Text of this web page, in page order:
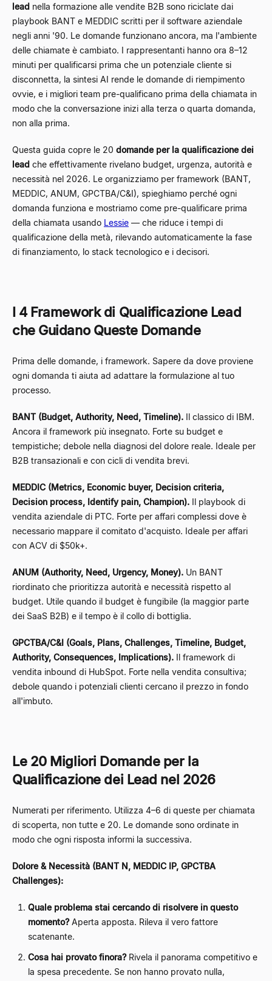
lead nella formazione alle vendite B2B sono riciclate dai
playbook BANT e MEDDIC scritti per il software aziendale
negli anni '90. Le domande funzionano ancora, ma l'ambiente
delle chiamate è cambiato. I rappresentanti hanno ora 8–12
minuti per qualificarsi prima che un potenziale cliente si
disconnetta, la sintesi AI rende le domande di riempimento
ovvie, e i migliori team pre-qualificano prima della chiamata in
modo che la conversazione inizi alla terza o quarta domanda,
non alla prima.
Questa guida copre le 20 domande per la qualificazione dei
lead che effettivamente rivelano budget, urgenza, autorità e
necessità nel 2026. Le organizziamo per framework (BANT,
MEDDIC, ANUM, GPCTBA/C&I), spieghiamo perché ogni
domanda funziona e mostriamo come pre-qualificare prima
della chiamata usando Lessie — che riduce i tempi di
qualificazione della metà, rilevando automaticamente la fase
di finanziamento, lo stack tecnologico e i decisori.
I 4 Framework di Qualificazione Lead
che Guidano Queste Domande
Prima delle domande, i framework. Sapere da dove proviene
ogni domanda ti aiuta ad adattare la formulazione al tuo
processo.
BANT (Budget, Authority, Need, Timeline). Il classico di IBM.
Ancora il framework più insegnato. Forte su budget e
tempistiche; debole nella diagnosi del dolore reale. Ideale per
B2B transazionali e con cicli di vendita brevi.
MEDDIC (Metrics, Economic buyer, Decision criteria,
Decision process, Identify pain, Champion). Il playbook di
vendita aziendale di PTC. Forte per affari complessi dove è
necessario mappare il comitato d'acquisto. Ideale per affari
con ACV di $50k+.
ANUM (Authority, Need, Urgency, Money). Un BANT
riordinato che prioritizza autorità e necessità rispetto al
budget. Utile quando il budget è fungibile (la maggior parte
dei SaaS B2B) e il tempo è il collo di bottiglia.
GPCTBA/C&I (Goals, Plans, Challenges, Timeline, Budget,
Authority, Consequences, Implications). Il framework di
vendita inbound di HubSpot. Forte nella vendita consultiva;
debole quando i potenziali clienti cercano il prezzo in fondo
all'imbuto.
Le 20 Migliori Domande per la
Qualificazione dei Lead nel 2026
Numerati per riferimento. Utilizza 4–6 di queste per chiamata
di scoperta, non tutte e 20. Le domande sono ordinate in
modo che ogni risposta informi la successiva.
Dolore & Necessità (BANT N, MEDDIC IP, GPCTBA
Challenges):
Quale problema stai cercando di risolvere in questo
momento?Aperta apposta. Rileva il vero fattore
scatenante.
Cosa hai provato finora?Rivela il panorama competitivo e
la spesa precedente. Se non hanno provato nulla,